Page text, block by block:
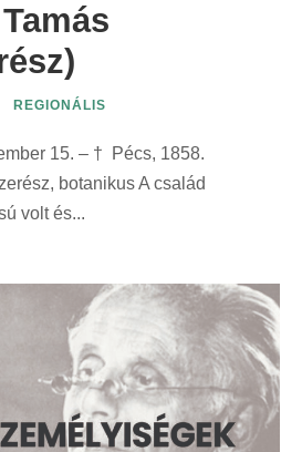
REGIONÁLIS
15. – † Pécs, 1858.
botanikus A család
volt és...